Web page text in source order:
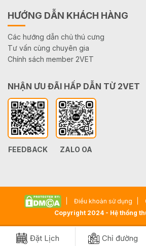
HƯỚNG DẪN KHÁCH HÀNG
Các hướng dẫn chủ thú cưng
Tư vấn cùng chuyên gia
Chính sách member 2VET
NHẬN ƯU ĐÃI HẤP DẪN TỪ 2VET
FEEDBACK ZALO OA
Điều khoản sử dụng
Copyright 2024 - Hệ thống
Đặt Lịch Chỉ đường